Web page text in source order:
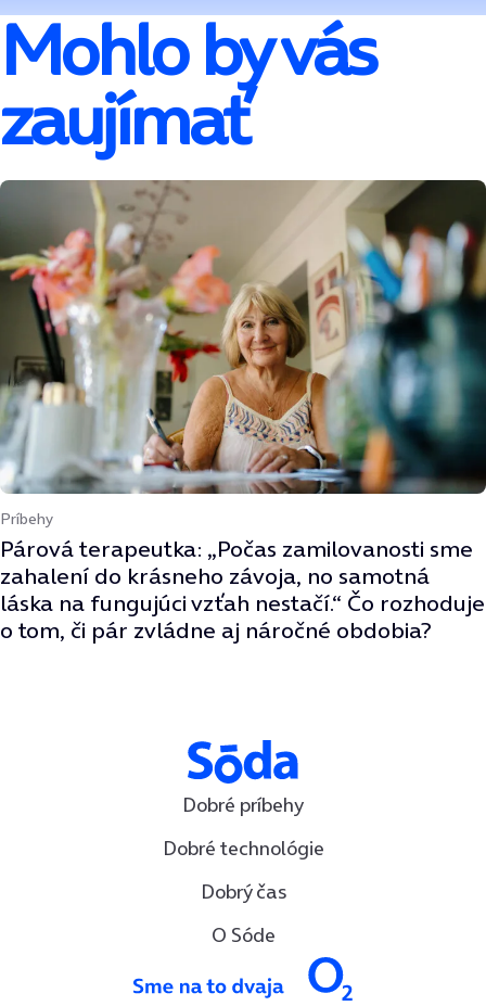
Mohlo by vás
zaujímať
Príbehy
Párová terapeutka: „Počas zamilovanosti sme
zahalení do krásneho závoja, no samotná
láska na fungujúci vzťah nestačí.“ Čo rozhoduje
o tom, či pár zvládne aj náročné obdobia?
Dobré príbehy
Dobré technológie
Dobrý čas
O Sóde